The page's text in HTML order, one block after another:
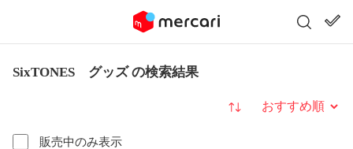
SixTONES グッズ の検索結果
販売中のみ表示
並び替え